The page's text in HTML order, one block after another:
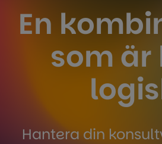
En
som är
Hantera din